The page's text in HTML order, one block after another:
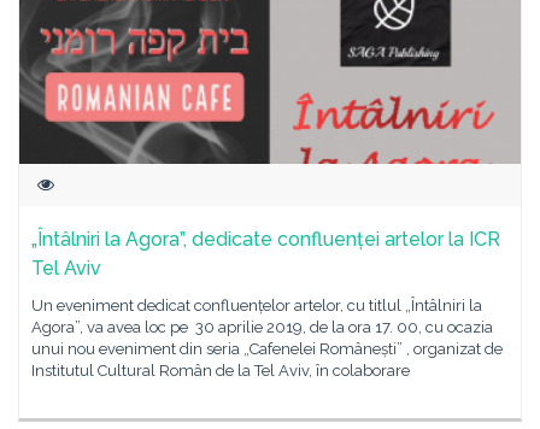
„Întâlniri la Agora”, dedicate confluenței artelor la ICR
Tel Aviv
Un eveniment dedicat confluențelor artelor, cu titlul „Întâlniri la
Agora”, va avea loc pe 30 aprilie 2019, de la ora 17. 00, cu ocazia
unui nou eveniment din seria „Cafenelei Românești” , organizat de
Institutul Cultural Român de la Tel Aviv, în colaborare